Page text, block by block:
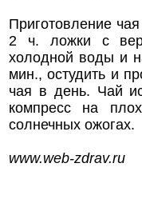
Приготовление
2 ч. ложки с
холодной воды и
мин., остудить и
чая в день. Чай
компресс на
солнечных ожогах.
www.web-zdrav.ru